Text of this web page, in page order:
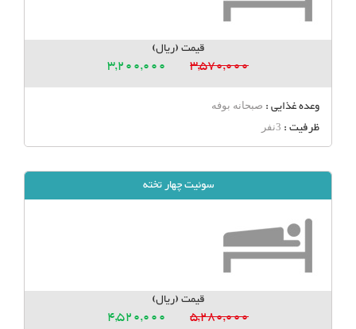
قیمت (ریال)
3,570,000
3,200,000
وعده غذایی : صبحانه بوفه
ظرفیت : 3نفر
سوئیت چهار تخته
قیمت (ریال)
5,280,000
4,520,000